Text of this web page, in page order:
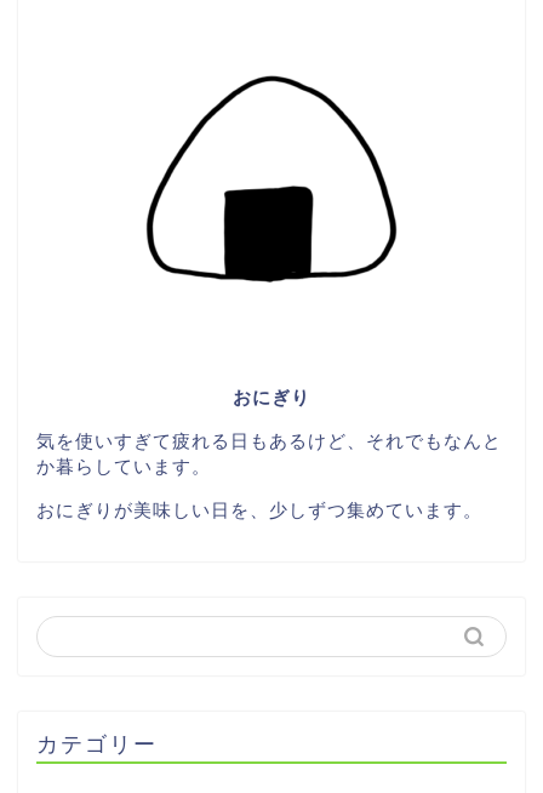
おにぎり
気を使いすぎて疲れる日もあるけど、それでもなんと
か暮らしています。
おにぎりが美味しい日を、少しずつ集めています。
カテゴリー